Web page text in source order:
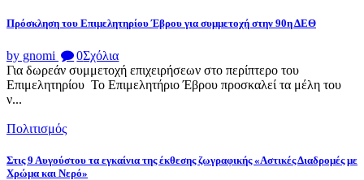
Πρόσκληση του Επιμελητηρίου Έβρου για συμμετοχή στην 90η ΔΕΘ
by gnomi 0Σχόλια
Για δωρεάν συμμετοχή επιχειρήσεων στο περίπτερο του
Επιμελητηρίου Το Επιμελητήριο Έβρου προσκαλεί τα μέλη του
ν...
Πολιτισμός
Στις 9 Αυγούστου τα εγκαίνια της έκθεσης ζωγραφικής «Αστικές Διαδρομές με
Χρώμα και Νερό»